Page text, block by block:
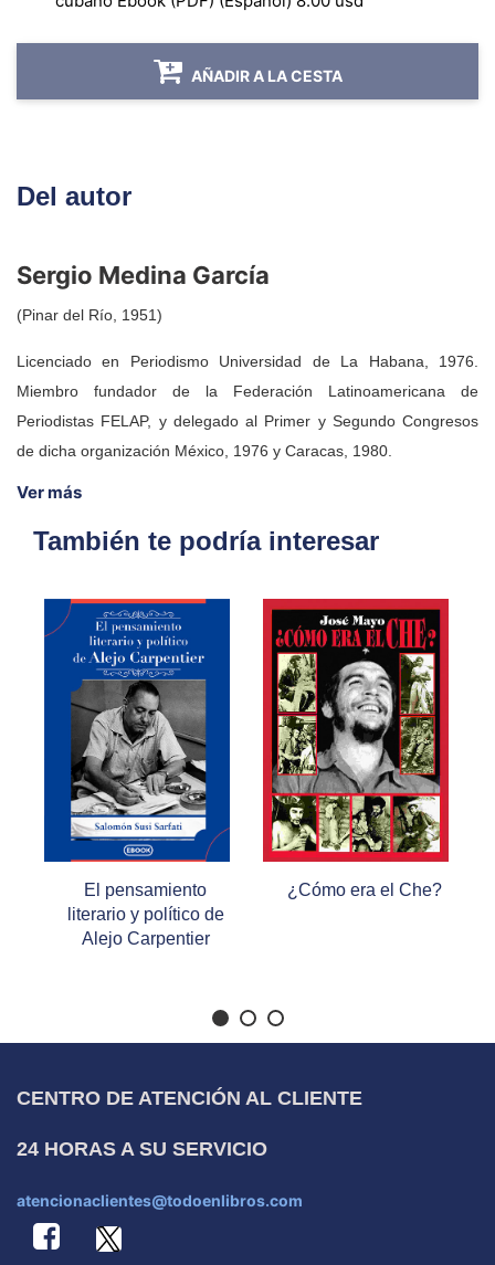
puede venderse impunemente en los
supermercados. Eduardo Galeano
AÑADIR A LA CESTA
Del autor
Sergio Medina García
(Pinar del Río, 1951)
Licenciado en Periodismo Universidad de La Habana, 1976.
Miembro fundador de la Federación Latinoamericana de
Periodistas FELAP, y delegado al Primer y Segundo Congresos
de dicha organización México, 1976 y Caracas, 1980.
Ver más
También te podría interesar
El pensamiento
literario y político de
Alejo Carpentier
¿Cómo era el Che?
CENTRO DE ATENCIÓN AL CLIENTE
24 HORAS A SU SERVICIO
atencionaclientes@todoenlibros.com